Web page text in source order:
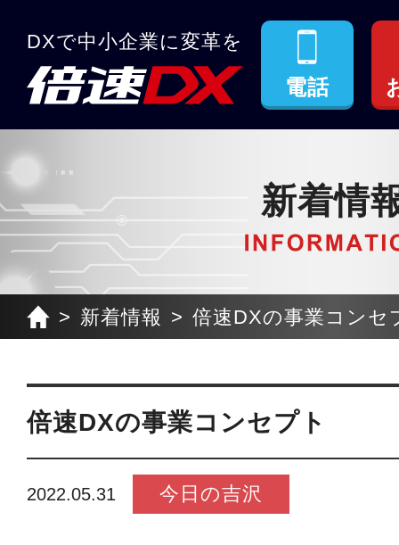
DXで中小企業に変革を
電話
新着情
新着情報 倍速DXの事業コンセ
倍速DXの事業コンセプト
2022.05.31 今日の吉沢